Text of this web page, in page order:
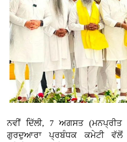
ਨਵੀਂ ਦਿੱਲੀ, 7 ਅਗਸਤ (ਮਨਪ੍ਰੀਤ
ਗੁਰਦੁਆਰਾ ਪ੍ਰਬੰਧਕ ਕਮੇਟੀ ਵੱਲੋਂ